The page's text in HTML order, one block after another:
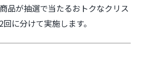
品が抽選で当たるおトクなクリス
に分けて実施します。